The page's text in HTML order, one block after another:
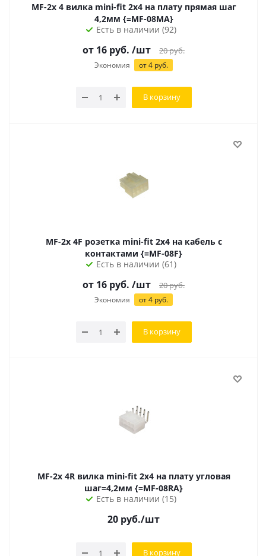
MF-2x 4 вилка mini-fit 2х4 на плату прямая шаг
4,2мм {=MF-08MA}
Есть в наличии (92)
от 16 руб. /шт 20руб.
Экономия от4 руб.
В корзину
MF-2x 4F розетка mini-fit 2х4 на кабель с
контактами {=MF-08F}
Есть в наличии (61)
от 16 руб. /шт 20руб.
Экономия от4 руб.
В корзину
MF-2x 4R вилка mini-fit 2х4 на плату угловая
шаг=4,2мм {=MF-08RA}
Есть в наличии (15)
20 руб./шт
В корзину